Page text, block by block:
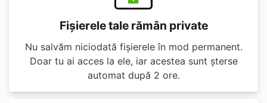
Fișierele tale rămân private
Nu salvăm niciodată fișierele în mod permanent.
Doar tu ai acces la ele, iar acestea sunt șterse
automat după 2 ore.